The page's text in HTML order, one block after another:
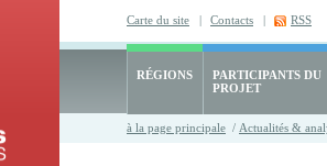
Carte du site | Contacts | RSS
RÉGIONS
PARTICIPANTS DU
PROJET
à la page principale / Actualités &